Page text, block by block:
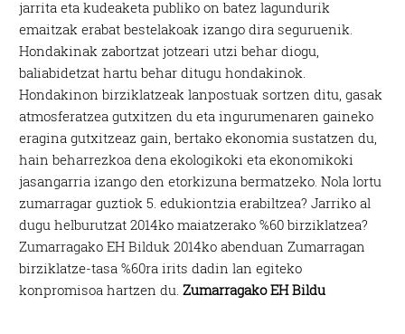
jarrita eta kudeaketa publiko on batez lagundurik
emaitzak erabat bestelakoak izango dira seguruenik.
Hondakinak zabortzat jotzeari utzi behar diogu,
baliabidetzat hartu behar ditugu hondakinok.
Hondakinon birziklatzeak lanpostuak sortzen ditu, gasak
atmosferatzea gutxitzen du eta ingurumenaren gaineko
eragina gutxitzeaz gain, bertako ekonomia sustatzen du,
hain beharrezkoa dena ekologikoki eta ekonomikoki
jasangarria izango den etorkizuna bermatzeko. Nola lortu
zumarragar guztiok 5. edukiontzia erabiltzea? Jarriko al
dugu helburutzat 2014ko maiatzerako %60 birziklatzea?
Zumarragako EH Bilduk 2014ko abenduan Zumarragan
birziklatze-tasa %60ra irits dadin lan egiteko
konpromisoa hartzen du.Zumarragako EH Bildu